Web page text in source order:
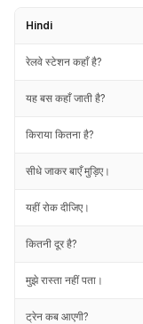
Hindi
रेलवे स्टेशन कहाँ है?
यह बस कहाँ जाती है?
किराया कितना है?
सीधे जाकर बाएँ मुड़िए।
यहीं रोक दीजिए।
कितनी दूर है?
मुझे रास्ता नहीं पता।
ट्रेन कब आएगी?